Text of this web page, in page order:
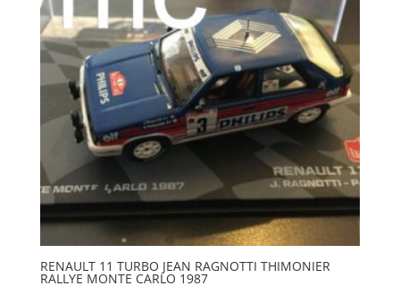
RENAULT 11 TURBO JEAN RAGNOTTI THIMONIER
RALLYE MONTE CARLO 1987